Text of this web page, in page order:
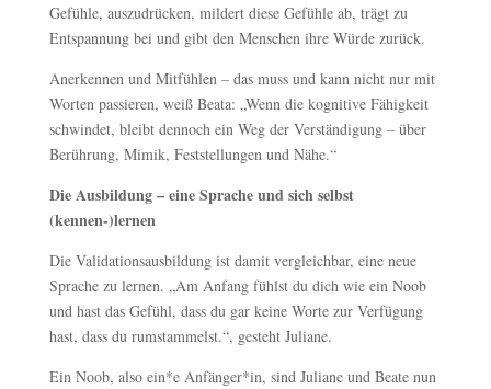
Gefühle, auszudrücken, mildert diese Gefühle ab, trägt zu
Entspannung bei und gibt den Menschen ihre Würde zurück.
Anerkennen und Mitfühlen – das muss und kann nicht nur mit
Worten passieren, weiß Beata: „Wenn die kognitive Fähigkeit
schwindet, bleibt dennoch ein Weg der Verständigung – über
Berührung, Mimik, Feststellungen und Nähe.“
Die Ausbildung – eine Sprache und sich selbst
(kennen-)lernen
Die Validationsausbildung ist damit vergleichbar, eine neue
Sprache zu lernen. „Am Anfang fühlst du dich wie ein Noob
und hast das Gefühl, dass du gar keine Worte zur Verfügung
hast, dass du rumstammelst.“, gesteht Juliane.
Ein Noob, also ein*e Anfänger*in, sind Juliane und Beate nun